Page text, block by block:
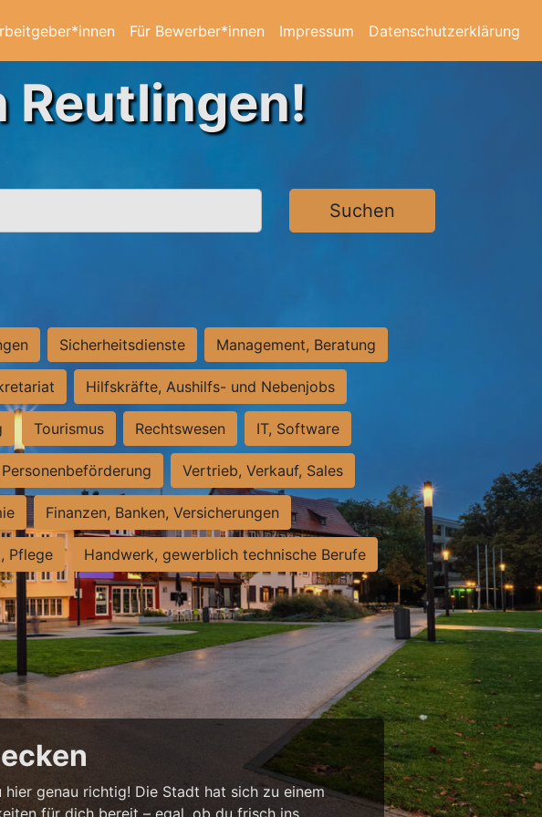
Für Bewerber*innen Impressum Datenschutzerklärung
Reutlingen!
Suchen
Sicherheitsdienste Management, Beratung
Hilfskräfte, Aushilfs- und Nebenjobs
Tourismus Rechtswesen IT, Software
Vertrieb, Verkauf, Sales
Finanzen, Banken, Versicherungen
Pflege Handwerk, gewerblich technische Berufe
genau richtig! Die Stadt hat sich zu einem